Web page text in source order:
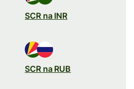
SCR na INR
SCR na RUB